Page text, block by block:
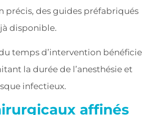
précis, des guides préfabriqués
disponible.
temps d’intervention bénéficie
la durée de l’anesthésie et
infectieux.
affinés